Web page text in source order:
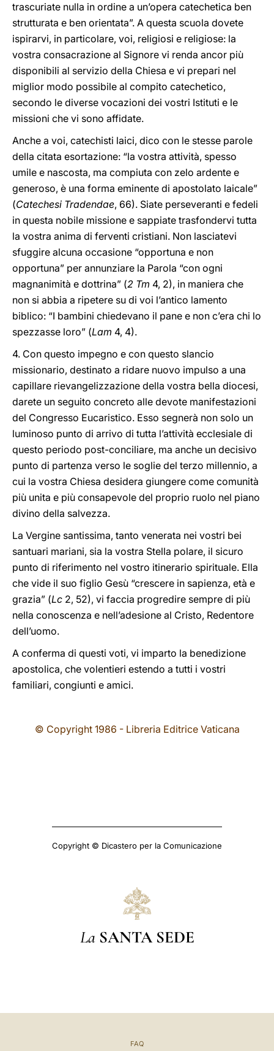
trascuriate nulla in ordine a un’opera catechetica ben
strutturata e ben orientata”. A questa scuola dovete
ispirarvi, in particolare, voi, religiosi e religiose: la
vostra consacrazione al Signore vi renda ancor più
disponibili al servizio della Chiesa e vi prepari nel
miglior modo possibile al compito catechetico,
secondo le diverse vocazioni dei vostri Istituti e le
missioni che vi sono affidate.
Anche a voi, catechisti laici, dico con le stesse parole
della citata esortazione: “la vostra attività, spesso
umile e nascosta, ma compiuta con zelo ardente e
generoso, è una forma eminente di apostolato laicale”
(Catechesi Tradendae, 66). Siate perseveranti e fedeli
in questa nobile missione e sappiate trasfondervi tutta
la vostra anima di ferventi cristiani. Non lasciatevi
sfuggire alcuna occasione “opportuna e non
opportuna” per annunziare la Parola “con ogni
magnanimità e dottrina” (2 Tm 4, 2), in maniera che
non si abbia a ripetere su di voi l’antico lamento
biblico: “I bambini chiedevano il pane e non c’era chi lo
spezzasse loro” (Lam 4, 4).
4. Con questo impegno e con questo slancio
missionario, destinato a ridare nuovo impulso a una
capillare rievangelizzazione della vostra bella diocesi,
darete un seguito concreto alle devote manifestazioni
del Congresso Eucaristico. Esso segnerà non solo un
luminoso punto di arrivo di tutta l’attività ecclesiale di
questo periodo post-conciliare, ma anche un decisivo
punto di partenza verso le soglie del terzo millennio, a
cui la vostra Chiesa desidera giungere come comunità
più unita e più consapevole del proprio ruolo nel piano
divino della salvezza.
La Vergine santissima, tanto venerata nei vostri bei
santuari mariani, sia la vostra Stella polare, il sicuro
punto di riferimento nel vostro itinerario spirituale. Ella
che vide il suo figlio Gesù “crescere in sapienza, età e
grazia” (Lc 2, 52), vi faccia progredire sempre di più
nella conoscenza e nell’adesione al Cristo, Redentore
dell’uomo.
A conferma di questi voti, vi imparto la benedizione
apostolica, che volentieri estendo a tutti i vostri
familiari, congiunti e amici.
© Copyright 1986 - Libreria Editrice Vaticana
Copyright © Dicastero per la Comunicazione
La SANTA SEDE
FAQ